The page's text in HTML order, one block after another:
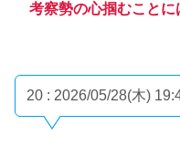
考察勢の心掴むことに
20 : 2026/05/28(木)